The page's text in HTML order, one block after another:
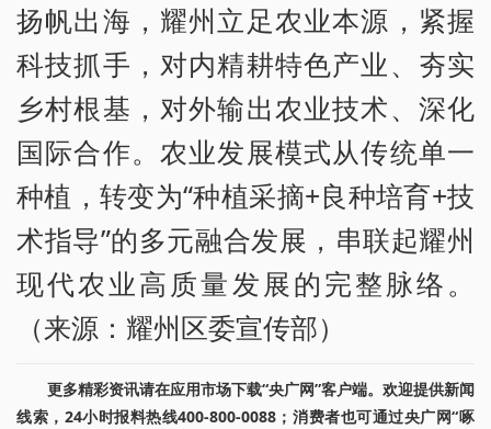
扬帆出海，耀州立足农业本源，紧握
科技抓手，对内精耕特色产业、夯实
乡村根基，对外输出农业技术、深化
国际合作。农业发展模式从传统单一
种植，转变为“种植采摘+良种培育+技
术指导”的多元融合发展，串联起耀州
现代农业高质量发展的完整脉络。
（来源：耀州区委宣传部）
更多精彩资讯请在应用市场下载“央广网”客户端。欢迎提供新闻
线索，24小时报料热线400-800-0088；消费者也可通过央广网“啄